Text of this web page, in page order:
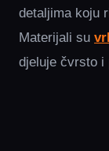
detaljima koju
Materijali su
djeluje čvrsto i